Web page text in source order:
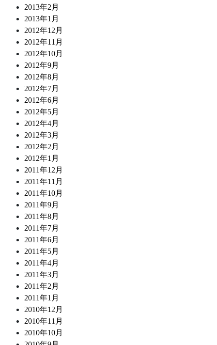
2013年2月
2013年1月
2012年12月
2012年11月
2012年10月
2012年9月
2012年8月
2012年7月
2012年6月
2012年5月
2012年4月
2012年3月
2012年2月
2012年1月
2011年12月
2011年11月
2011年10月
2011年9月
2011年8月
2011年7月
2011年6月
2011年5月
2011年4月
2011年3月
2011年2月
2011年1月
2010年12月
2010年11月
2010年10月